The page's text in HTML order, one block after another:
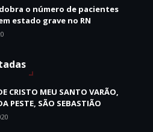
dobra o número de pacientes
estado grave no RN
CRISTO MEU SANTO VARÃO,
PESTE, SÃO SEBASTIÃO